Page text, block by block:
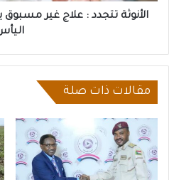
بعدالأنوثة تتجدد : علاج غير مسبوق
مقالات ذات صلة